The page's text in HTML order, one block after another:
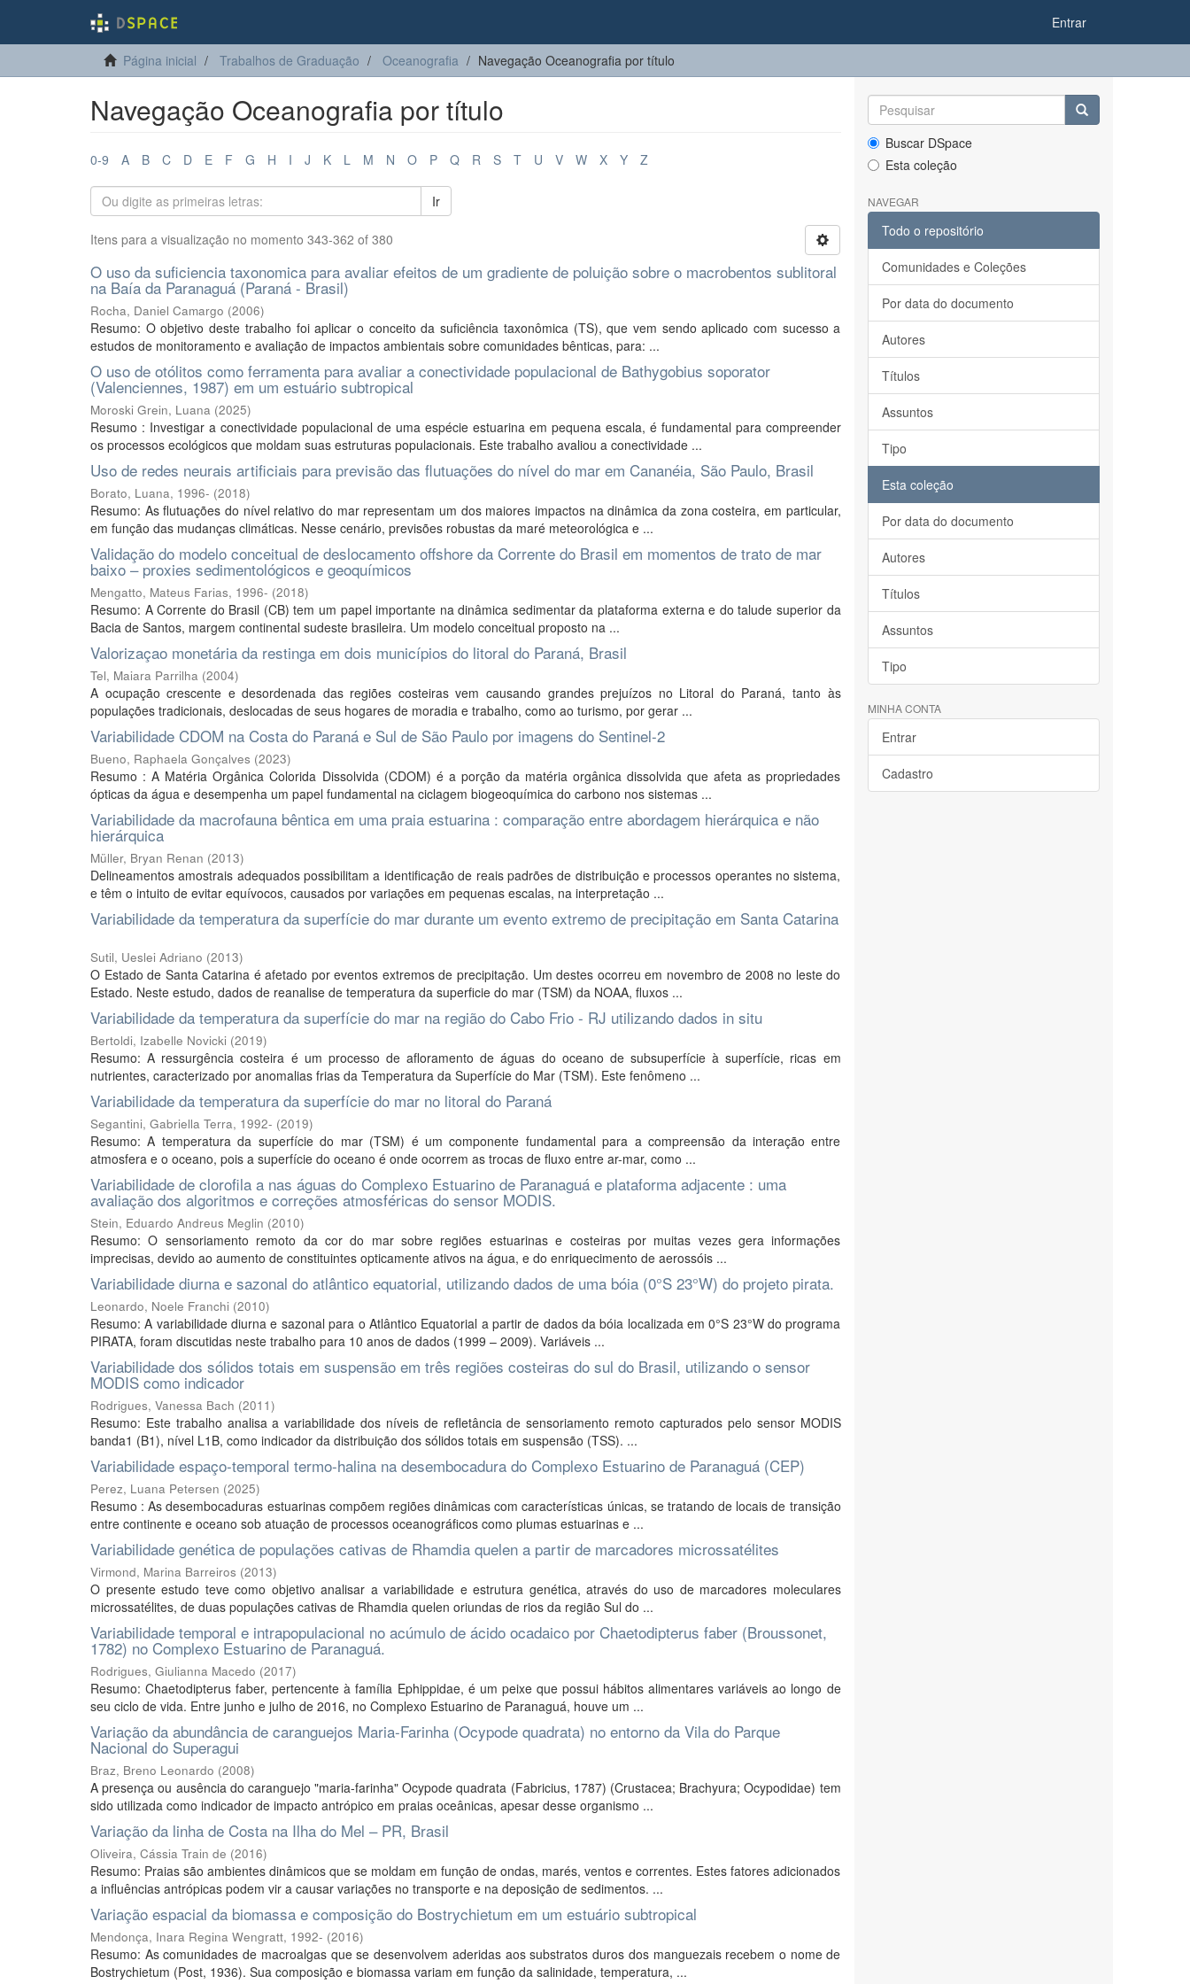
Entrar
Página inicial Trabalhos de Graduação Oceanografia Navegação Oceanografia por título
Navegação Oceanografia por título
0-9 A B C D E F G H I J K L M N O P Q R S T U V W X Y Z
Ir
Itens para a visualização no momento 343-362 of 380
O uso da suficiencia taxonomica para avaliar efeitos de um gradiente de poluição sobre o macrobentos sublitoral
na Baía da Paranaguá (Paraná - Brasil)
Rocha, Daniel Camargo (2006)
Resumo: O objetivo deste trabalho foi aplicar o conceito da suficiência taxonômica (TS), que vem sendo aplicado com sucesso a
estudos de monitoramento e avaliação de impactos ambientais sobre comunidades bênticas, para: ...
O uso de otólitos como ferramenta para avaliar a conectividade populacional de Bathygobius soporator
(Valenciennes, 1987) em um estuário subtropical
Moroski Grein, Luana (2025)
Resumo : Investigar a conectividade populacional de uma espécie estuarina em pequena escala, é fundamental para compreender
os processos ecológicos que moldam suas estruturas populacionais. Este trabalho avaliou a conectividade ...
Uso de redes neurais artificiais para previsão das flutuações do nível do mar em Cananéia, São Paulo, Brasil
Borato, Luana, 1996- (2018)
Resumo: As flutuações do nível relativo do mar representam um dos maiores impactos na dinâmica da zona costeira, em particular,
em função das mudanças climáticas. Nesse cenário, previsões robustas da maré meteorológica e ...
Validação do modelo conceitual de deslocamento offshore da Corrente do Brasil em momentos de trato de mar
baixo – proxies sedimentológicos e geoquímicos
Mengatto, Mateus Farias, 1996- (2018)
Resumo: A Corrente do Brasil (CB) tem um papel importante na dinâmica sedimentar da plataforma externa e do talude superior da
Bacia de Santos, margem continental sudeste brasileira. Um modelo conceitual proposto na ...
Valorizaçao monetária da restinga em dois municípios do litoral do Paraná, Brasil
Tel, Maiara Parrilha (2004)
A ocupação crescente e desordenada das regiões costeiras vem causando grandes prejuízos no Litoral do Paraná, tanto às
populações tradicionais, deslocadas de seus hogares de moradia e trabalho, como ao turismo, por gerar ...
Variabilidade CDOM na Costa do Paraná e Sul de São Paulo por imagens do Sentinel-2
Bueno, Raphaela Gonçalves (2023)
Resumo : A Matéria Orgânica Colorida Dissolvida (CDOM) é a porção da matéria orgânica dissolvida que afeta as propriedades
ópticas da água e desempenha um papel fundamental na ciclagem biogeoquímica do carbono nos sistemas ...
Variabilidade da macrofauna bêntica em uma praia estuarina : comparação entre abordagem hierárquica e não
hierárquica
Müller, Bryan Renan (2013)
Delineamentos amostrais adequados possibilitam a identificação de reais padrões de distribuição e processos operantes no sistema,
e têm o intuito de evitar equívocos, causados por variações em pequenas escalas, na interpretação ...
Variabilidade da temperatura da superfície do mar durante um evento extremo de precipitação em Santa Catarina
Sutil, Ueslei Adriano (2013)
O Estado de Santa Catarina é afetado por eventos extremos de precipitação. Um destes ocorreu em novembro de 2008 no leste do
Estado. Neste estudo, dados de reanalise de temperatura da superficie do mar (TSM) da NOAA, fluxos ...
Variabilidade da temperatura da superfície do mar na região do Cabo Frio - RJ utilizando dados in situ
Bertoldi, Izabelle Novicki (2019)
Resumo: A ressurgência costeira é um processo de afloramento de águas do oceano de subsuperfície à superfície, ricas em
nutrientes, caracterizado por anomalias frias da Temperatura da Superfície do Mar (TSM). Este fenômeno ...
Variabilidade da temperatura da superfície do mar no litoral do Paraná
Segantini, Gabriella Terra, 1992- (2019)
Resumo: A temperatura da superfície do mar (TSM) é um componente fundamental para a compreensão da interação entre
atmosfera e o oceano, pois a superfície do oceano é onde ocorrem as trocas de fluxo entre ar-mar, como ...
Variabilidade de clorofila a nas águas do Complexo Estuarino de Paranaguá e plataforma adjacente : uma
avaliação dos algoritmos e correções atmosféricas do sensor MODIS.
Stein, Eduardo Andreus Meglin (2010)
Resumo: O sensoriamento remoto da cor do mar sobre regiões estuarinas e costeiras por muitas vezes gera informações
imprecisas, devido ao aumento de constituintes opticamente ativos na água, e do enriquecimento de aerossóis ...
Variabilidade diurna e sazonal do atlântico equatorial, utilizando dados de uma bóia (0°S 23°W) do projeto pirata.
Leonardo, Noele Franchi (2010)
Resumo: A variabilidade diurna e sazonal para o Atlântico Equatorial a partir de dados da bóia localizada em 0°S 23°W do programa
PIRATA, foram discutidas neste trabalho para 10 anos de dados (1999 – 2009). Variáveis ...
Variabilidade dos sólidos totais em suspensão em três regiões costeiras do sul do Brasil, utilizando o sensor
MODIS como indicador
Rodrigues, Vanessa Bach (2011)
Resumo: Este trabalho analisa a variabilidade dos níveis de refletância de sensoriamento remoto capturados pelo sensor MODIS
banda1 (B1), nível L1B, como indicador da distribuição dos sólidos totais em suspensão (TSS). ...
Variabilidade espaço-temporal termo-halina na desembocadura do Complexo Estuarino de Paranaguá (CEP)
Perez, Luana Petersen (2025)
Resumo : As desembocaduras estuarinas compõem regiões dinâmicas com características únicas, se tratando de locais de transição
entre continente e oceano sob atuação de processos oceanográficos como plumas estuarinas e ...
Variabilidade genética de populações cativas de Rhamdia quelen a partir de marcadores microssatélites
Virmond, Marina Barreiros (2013)
O presente estudo teve como objetivo analisar a variabilidade e estrutura genética, através do uso de marcadores moleculares
microssatélites, de duas populações cativas de Rhamdia quelen oriundas de rios da região Sul do ...
Variabilidade temporal e intrapopulacional no acúmulo de ácido ocadaico por Chaetodipterus faber (Broussonet,
1782) no Complexo Estuarino de Paranaguá.
Rodrigues, Giulianna Macedo (2017)
Resumo: Chaetodipterus faber, pertencente à família Ephippidae, é um peixe que possui hábitos alimentares variáveis ao longo de
seu ciclo de vida. Entre junho e julho de 2016, no Complexo Estuarino de Paranaguá, houve um ...
Variação da abundância de caranguejos Maria-Farinha (Ocypode quadrata) no entorno da Vila do Parque
Nacional do Superagui
Braz, Breno Leonardo (2008)
A presença ou ausência do caranguejo "maria-farinha" Ocypode quadrata (Fabricius, 1787) (Crustacea; Brachyura; Ocypodidae) tem
sido utilizada como indicador de impacto antrópico em praias oceânicas, apesar desse organismo ...
Variação da linha de Costa na Ilha do Mel – PR, Brasil
Oliveira, Cássia Train de (2016)
Resumo: Praias são ambientes dinâmicos que se moldam em função de ondas, marés, ventos e correntes. Estes fatores adicionados
a influências antrópicas podem vir a causar variações no transporte e na deposição de sedimentos. ...
Variação espacial da biomassa e composição do Bostrychietum em um estuário subtropical
Mendonça, Inara Regina Wengratt, 1992- (2016)
Resumo: As comunidades de macroalgas que se desenvolvem aderidas aos substratos duros dos manguezais recebem o nome de
Bostrychietum (Post, 1936). Sua composição e biomassa variam em função da salinidade, temperatura, ...
Buscar DSpace
Esta coleção
NAVEGAR
Todo o repositório
Comunidades e Coleções
Por data do documento
Autores
Títulos
Assuntos
Tipo
Esta coleção
Por data do documento
Autores
Títulos
Assuntos
Tipo
MINHA CONTA
Entrar
Cadastro